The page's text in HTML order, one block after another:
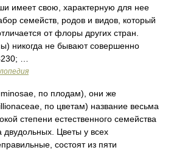
имеет свою, характерную для нее
семейств, родов и видов, который
от флоры других стран.
никогда не бывают совершенно
…
по плодам), они же
по цветам) название весьма
степени естественного семейства
двудольных. Цветы у всех
состоят из пяти